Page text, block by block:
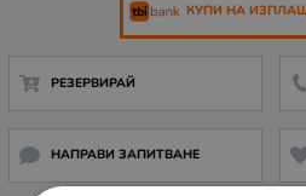
КУПИ НА
РЕЗЕРВИРАЙ
НАПРАВИ ЗАПИТВАНЕ